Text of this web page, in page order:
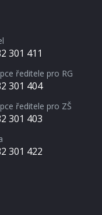
301 411
ředitele pro RG
301 404
ředitele pro ZŠ
301 403
301 422